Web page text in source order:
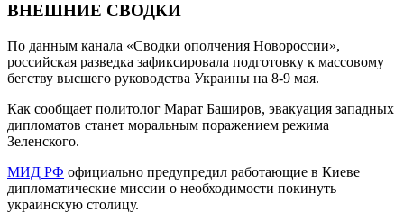
ВНЕШНИЕ СВОДКИ
По данным канала «Сводки ополчения Новороссии»,
российская разведка зафиксировала подготовку к массовому
бегству высшего руководства Украины на 8-9 мая.
Как сообщает политолог Марат Баширов, эвакуация западных
дипломатов станет моральным поражением режима
Зеленского.
МИД РФ официально предупредил работающие в Киеве
дипломатические миссии о необходимости покинуть
украинскую столицу.